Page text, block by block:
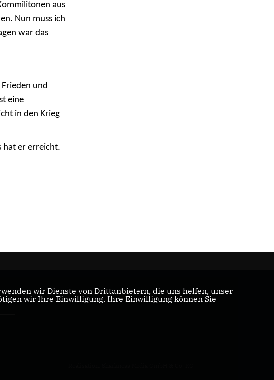
aus
Nun muss ich
war das
und
eine
in den Krieg
hat er erreicht.
wir Dienste von Drittanbietern, die uns helfen, unser
wir Ihre Einwilligung. Ihre Einwilligung können Sie